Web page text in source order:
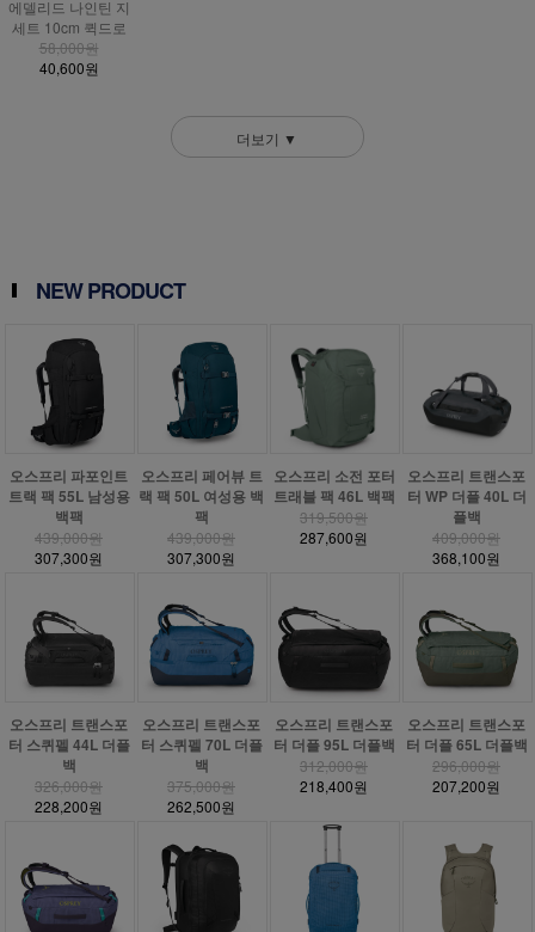
에델리드 나인틴 지
세트 10cm 퀵드로
58,000원
40,600원
더보기 ▼
NEW PRODUCT
오스프리 파포인트
트랙 팩 55L 남성용
백팩
439,000원
307,300원
오스프리 페어뷰 트
랙 팩 50L 여성용 백
팩
439,000원
307,300원
오스프리 소전 포터
트래블 팩 46L 백팩
319,500원
287,600원
오스프리 트랜스포
터 WP 더플 40L 더
플백
409,000원
368,100원
오스프리 트랜스포
터 스퀴펠 44L 더플
백
326,000원
228,200원
오스프리 트랜스포
터 스퀴펠 70L 더플
백
375,000원
262,500원
오스프리 트랜스포
터 더플 95L 더플백
312,000원
218,400원
오스프리 트랜스포
터 더플 65L 더플백
296,000원
207,200원